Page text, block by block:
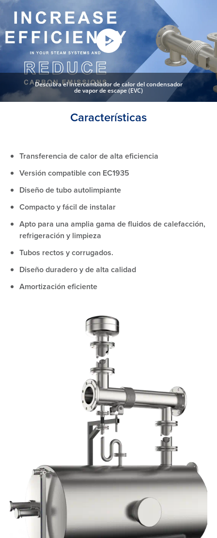
Descubra el intercambiador de calor del condensador
de vapor de escape (EVC)
Características
Transferencia de calor de alta eficiencia
Versión compatible con EC1935
Diseño de tubo autolimpiante
Compacto y fácil de instalar
Apto para una amplia gama de fluidos de calefacción,
refrigeración y limpieza
Tubos rectos y corrugados.
Diseño duradero y de alta calidad
Amortización eficiente